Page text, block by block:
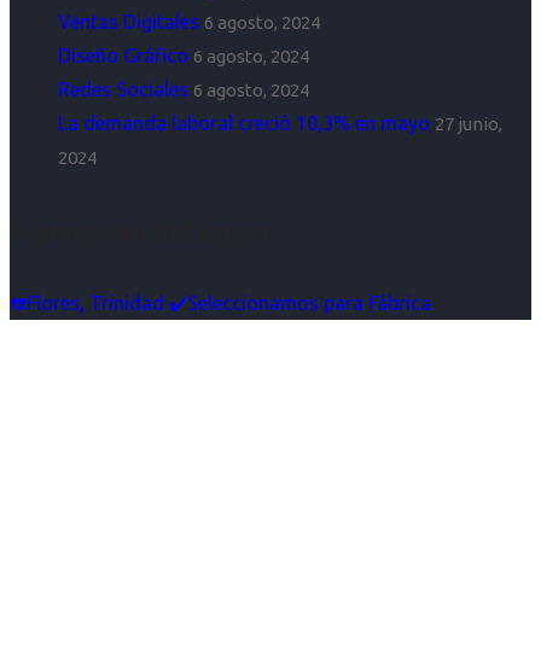
Ventas Digitales 6 agosto, 2024
Diseño Gráfico 6 agosto, 2024
Redes Sociales 6 agosto, 2024
La demanda laboral creció 10,3% en mayo 27 junio,
2024
☎️Flores, Trinidad ✔️Seleccionamos para Fábrica